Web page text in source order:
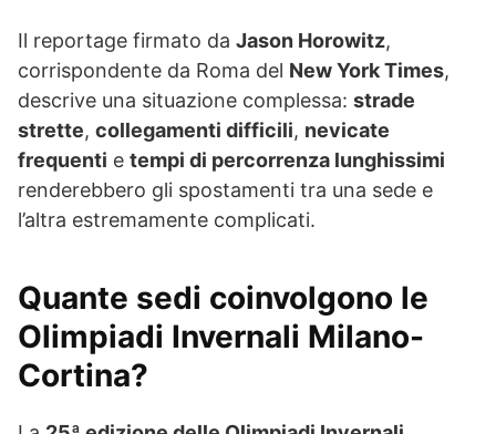
Il reportage firmato da Jason Horowitz,
corrispondente da Roma del New York Times,
descrive una situazione complessa: strade
strette, collegamenti difficili, nevicate
frequenti e tempi di percorrenza lunghissimi
renderebbero gli spostamenti tra una sede e
l’altra estremamente complicati.
Quante sedi coinvolgono le
Olimpiadi Invernali Milano-
Cortina?